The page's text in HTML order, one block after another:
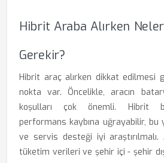
Hibrit Araba Alırken
Gerekir?
Hibrit araç alırken dikkat edilmesi
nokta var. Öncelikle, aracın
koşulları çok önemli. Hibrit
performans kaybına uğrayabilir,
ve servis desteği iyi araştırılmalı.
tüketim verileri ve şehir içi - şehir